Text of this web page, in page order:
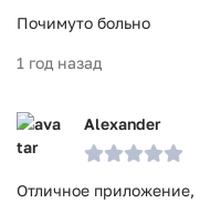
Почимуто больно
1 год назад
Alexander
Отличное приложение,